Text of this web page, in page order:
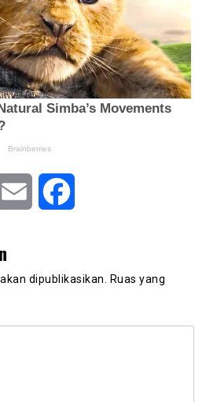
Email
dipublikasikan.
Ruas yang